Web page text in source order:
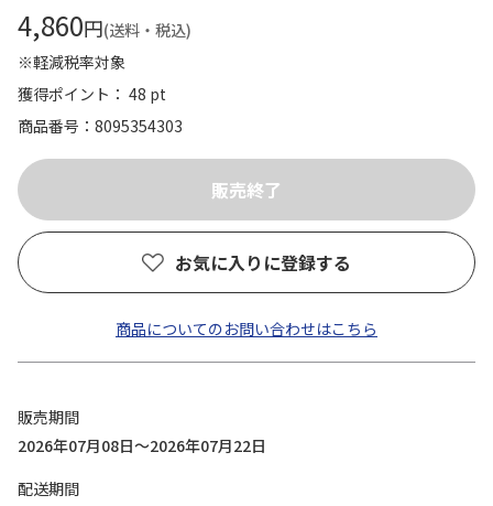
4,860円(送料・税込)
※軽減税率対象
獲得ポイント： 48 pt
商品番号
8095354303
お気に入りに登録する
商品についてのお問い合わせはこちら
販売期間
2026年07月08日～2026年07月22日
配送期間